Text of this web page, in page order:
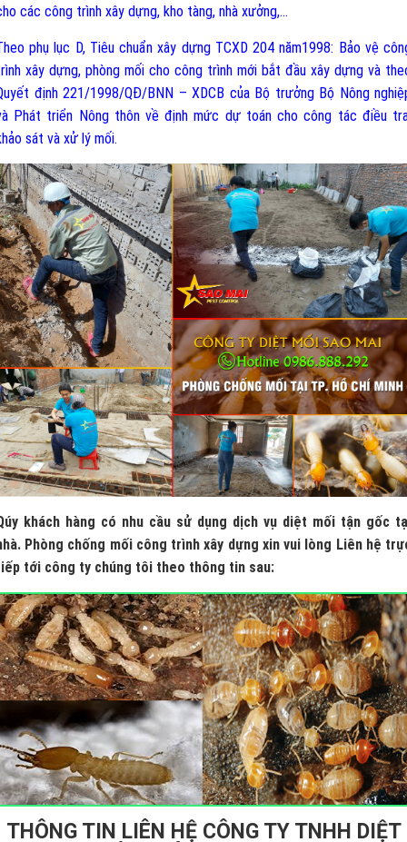
các công trình xây dựng, kho tàng, nhà xưởng,…
phụ lục D, Tiêu chuẩn xây dựng TCXD 204 năm1998: Bảo vệ
xây dựng, phòng mối cho công trình mới bắt đầu xây dựng và
định 221/1998/QĐ/BNN – XDCB của Bộ trưởng Bộ Nông
Phát triển Nông thôn về định mức dự toán cho công tác điều
sát và xử lý mối.
khách hàng có nhu cầu sử dụng dịch vụ diệt mối tận gốc
Phòng chống mối công trình xây dựng xin vui lòng Liên hệ
tới công ty chúng tôi theo thông tin sau:
THÔNG TIN LIÊN HỆ CÔNG TY TNHH DIỆT